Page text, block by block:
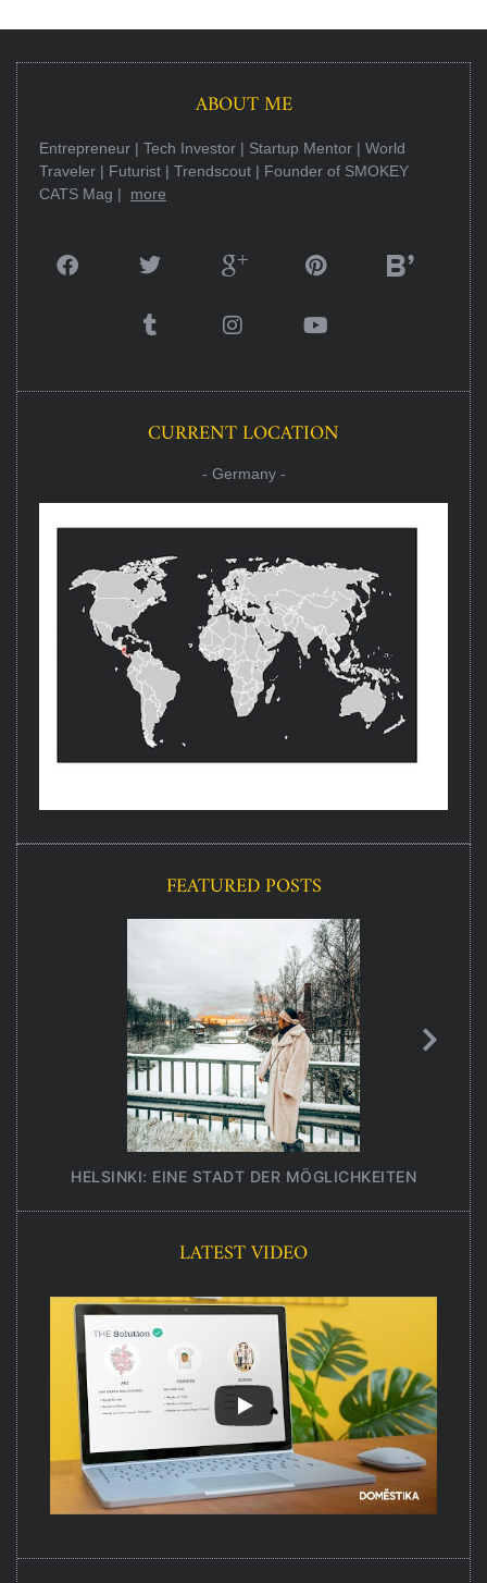
ABOUT ME
Entrepreneur | Tech Investor | Startup Mentor | World
Traveler | Futurist | Trendscout | Founder of SMOKEY
CATS Mag | more
CURRENT LOCATION
- Germany -
FEATURED POSTS
HELSINKI: EINE STADT DER MÖGLICHKEITEN
LATEST VIDEO